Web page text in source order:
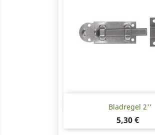
Bladregel 2''
Pris
5,30 €
Snabbvy